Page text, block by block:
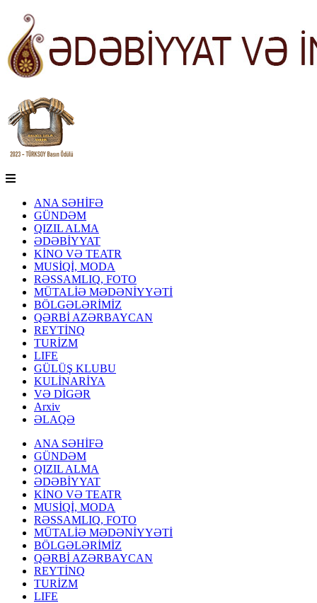
ANA SƏHİFƏ
GÜNDƏM
QIZIL ALMA
ƏDƏBİYYAT
KİNO VƏ TEATR
MUSİQİ, MODA
RƏSSAMLIQ, FOTO
MÜTALİƏ MƏDƏNİYYƏTİ
BÖLGƏLƏRİMİZ
QƏRBİ AZƏRBAYCAN
REYTİNQ
TURİZM
LIFE
GÜLÜŞ KLUBU
KULİNARİYA
VƏ DİGƏR
Arxiv
ƏLAQƏ
ANA SƏHİFƏ
GÜNDƏM
QIZIL ALMA
ƏDƏBİYYAT
KİNO VƏ TEATR
MUSİQİ, MODA
RƏSSAMLIQ, FOTO
MÜTALİƏ MƏDƏNİYYƏTİ
BÖLGƏLƏRİMİZ
QƏRBİ AZƏRBAYCAN
REYTİNQ
TURİZM
LIFE